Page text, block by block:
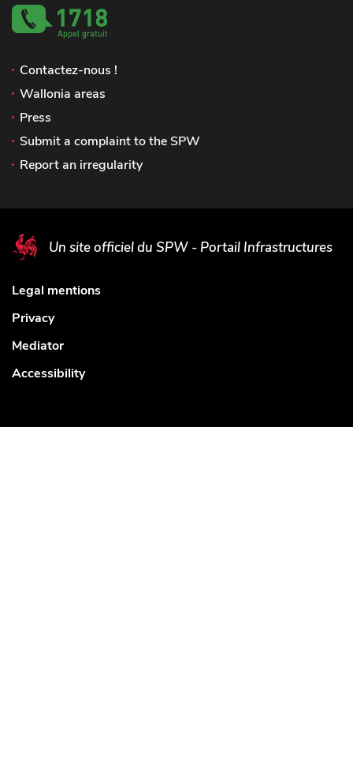
Contactez-nous !
Wallonia areas
Press
Submit a complaint to the SPW
Report an irregularity
Un site officiel du SPW - Portail Infrastructures
Legal mentions
Privacy
Mediator
Accessibility